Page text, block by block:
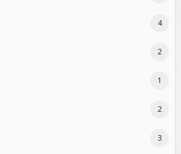
4
2
1
2
3